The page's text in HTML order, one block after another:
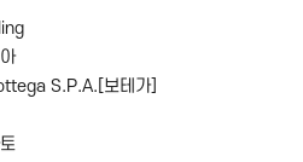
S.P.A.[보테가]